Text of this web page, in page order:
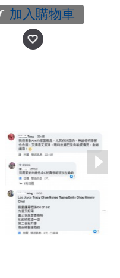
加入購物車